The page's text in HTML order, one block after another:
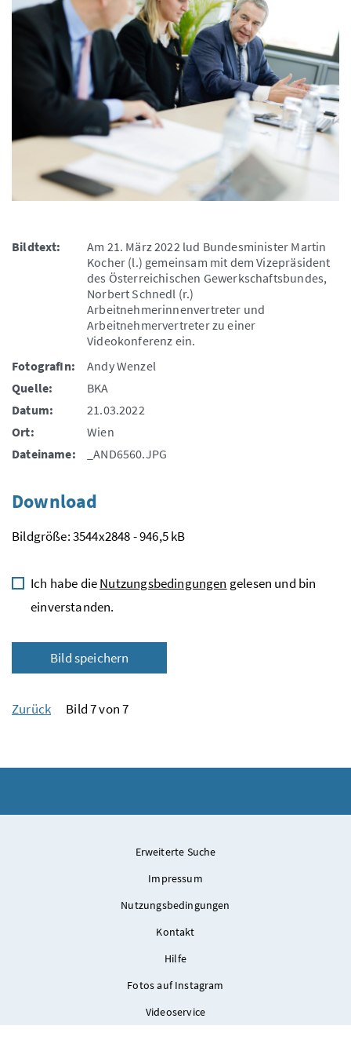
Bildtext:
Am 21. März 2022 lud Bundesminister Martin
Kocher (l.) gemeinsam mit dem Vizepräsident
des Österreichischen Gewerkschaftsbundes,
Norbert Schnedl (r.)
Arbeitnehmerinnenvertreter und
Arbeitnehmervertreter zu einer
Videokonferenz ein.
FotografIn:
Andy Wenzel
Quelle:
BKA
Datum:
21.03.2022
Ort:
Wien
Dateiname:
_AND6560.JPG
Download
Bildgröße: 3544x2848 - 946,5 kB
Ich habe dieNutzungsbedingungen gelesen und bin
einverstanden.
Bild speichern
Zurück Bild 7 von 7
Erweiterte Suche
Impressum
Nutzungsbedingungen
Kontakt
Hilfe
Fotos auf Instagram
Videoservice